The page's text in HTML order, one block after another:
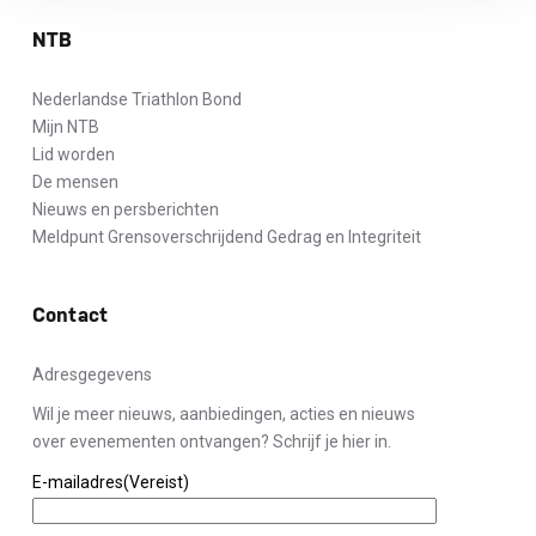
NTB
Nederlandse Triathlon Bond
Mijn NTB
Lid worden
De mensen
Nieuws en persberichten
Meldpunt Grensoverschrijdend Gedrag en Integriteit
Contact
Adresgegevens
Wil je meer nieuws, aanbiedingen, acties en nieuws
over evenementen ontvangen? Schrijf je hier in.
E-mailadres(Vereist)